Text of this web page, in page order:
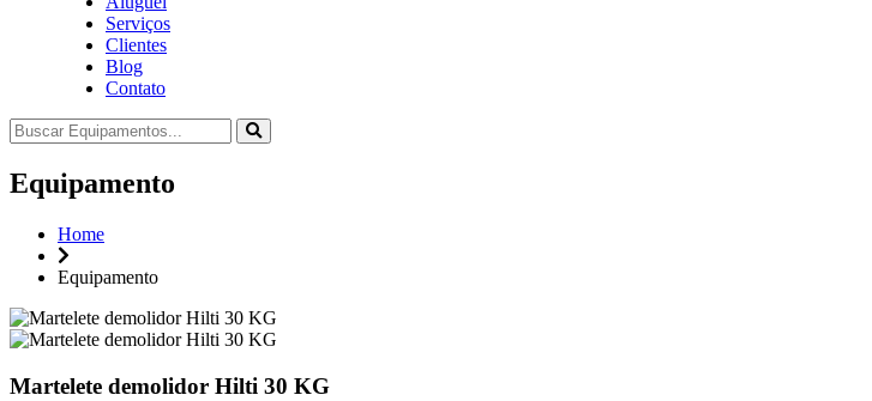
Serviços
Clientes
Blog
Contato
Equipamento
Home
Equipamento
Martelete demolidor Hilti 30 KG